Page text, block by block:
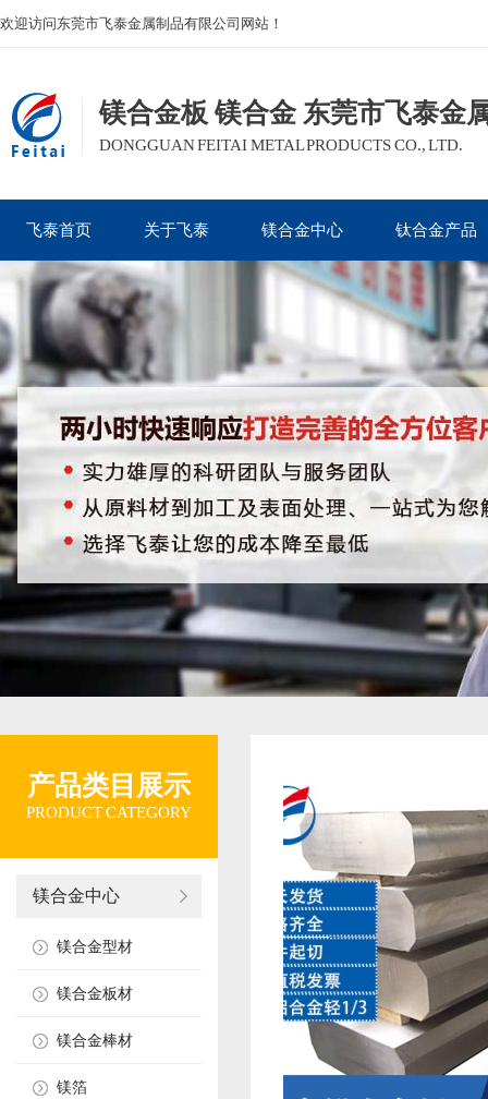
欢迎访问东莞市飞泰金属制品有限公司网站！
镁合金板 镁合金 东莞市飞泰金
DONGGUAN FEITAI METAL PRODUCTS CO., LTD.
飞泰首页 关于飞泰 镁合金中心 钛合金产品
产品类目展示
PRODUCT CATEGORY
镁合金中心
镁合金型材
镁合金板材
镁合金棒材
镁箔